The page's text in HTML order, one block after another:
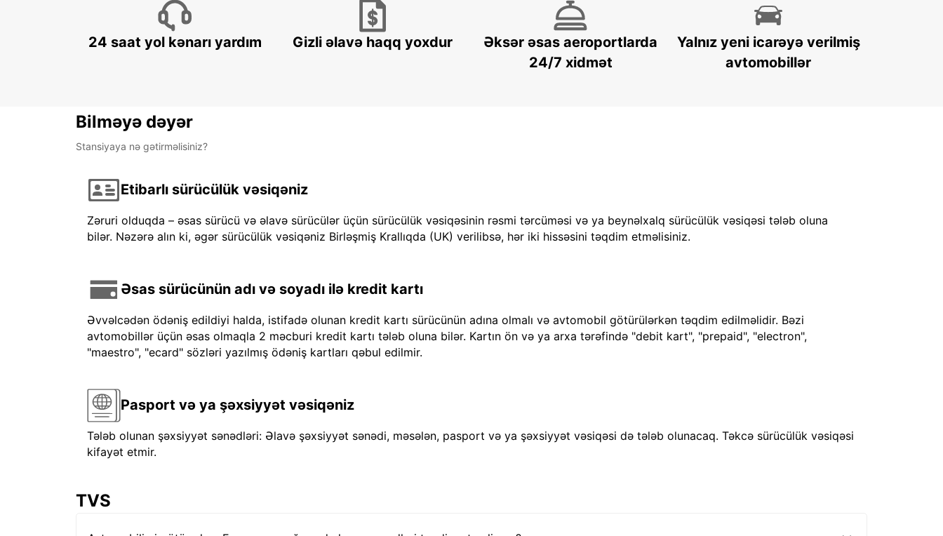
24 saat yol kənarı yardım Gizli əlavə haqq yoxdur
Əksər əsas aeroportlarda
24/7 xidmət
Yalnız yeni icarəyə verilmiş
avtomobillər
Bilməyə dəyər
Stansiyaya nə gətirməlisiniz?
Etibarlı sürücülük vəsiqəniz
Zəruri olduqda – əsas sürücü və əlavə sürücülər üçün sürücülük vəsiqəsinin rəsmi tərcüməsi və ya beynəlxalq sürücülük vəsiqəsi tələb oluna
bilər. Nəzərə alın ki, əgər sürücülük vəsiqəniz Birləşmiş Krallıqda (UK) verilibsə, hər iki hissəsini təqdim etməlisiniz.
Əsas sürücünün adı və soyadı ilə kredit kartı
Əvvəlcədən ödəniş edildiyi halda, istifadə olunan kredit kartı sürücünün adına olmalı və avtomobil götürülərkən təqdim edilməlidir. Bəzi
avtomobillər üçün əsas olmaqla 2 məcburi kredit kartı tələb oluna bilər. Kartın ön və ya arxa tərəfində "debit kart", "prepaid", "electron",
"maestro", "ecard" sözləri yazılmış ödəniş kartları qəbul edilmir.
Pasport və ya şəxsiyyət vəsiqəniz
Tələb olunan şəxsiyyət sənədləri: Əlavə şəxsiyyət sənədi, məsələn, pasport və ya şəxsiyyət vəsiqəsi də tələb olunacaq. Təkcə sürücülük vəsiqəsi
kifayət etmir.
TVS